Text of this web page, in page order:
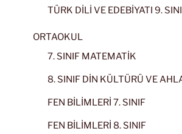
TÜRK DİLİ VE EDEBİYATI 9.
ORTAOKUL
7. SINIF MATEMATİK
8. SINIF DİN KÜLTÜRÜ VE
FEN BİLİMLERİ 7. SINIF
FEN BİLİMLERİ 8. SINIF